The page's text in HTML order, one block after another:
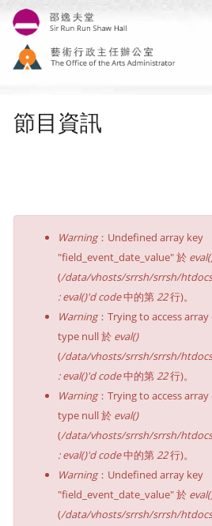
節目資訊
Warning：Undefined array key
"field_event_date_value" 於
(/data/vhosts/srrsh/srrsh/
: eval()'d code中的第 22行)。
Warning：Trying to access
type null 於 eval()
(/data/vhosts/srrsh/srrsh/
: eval()'d code中的第 22行)。
Warning：Trying to access
type null 於 eval()
(/data/vhosts/srrsh/srrsh/
: eval()'d code中的第 22行)。
Warning：Undefined array key
"field_event_date_value" 於
(/data/vhosts/srrsh/srrsh/